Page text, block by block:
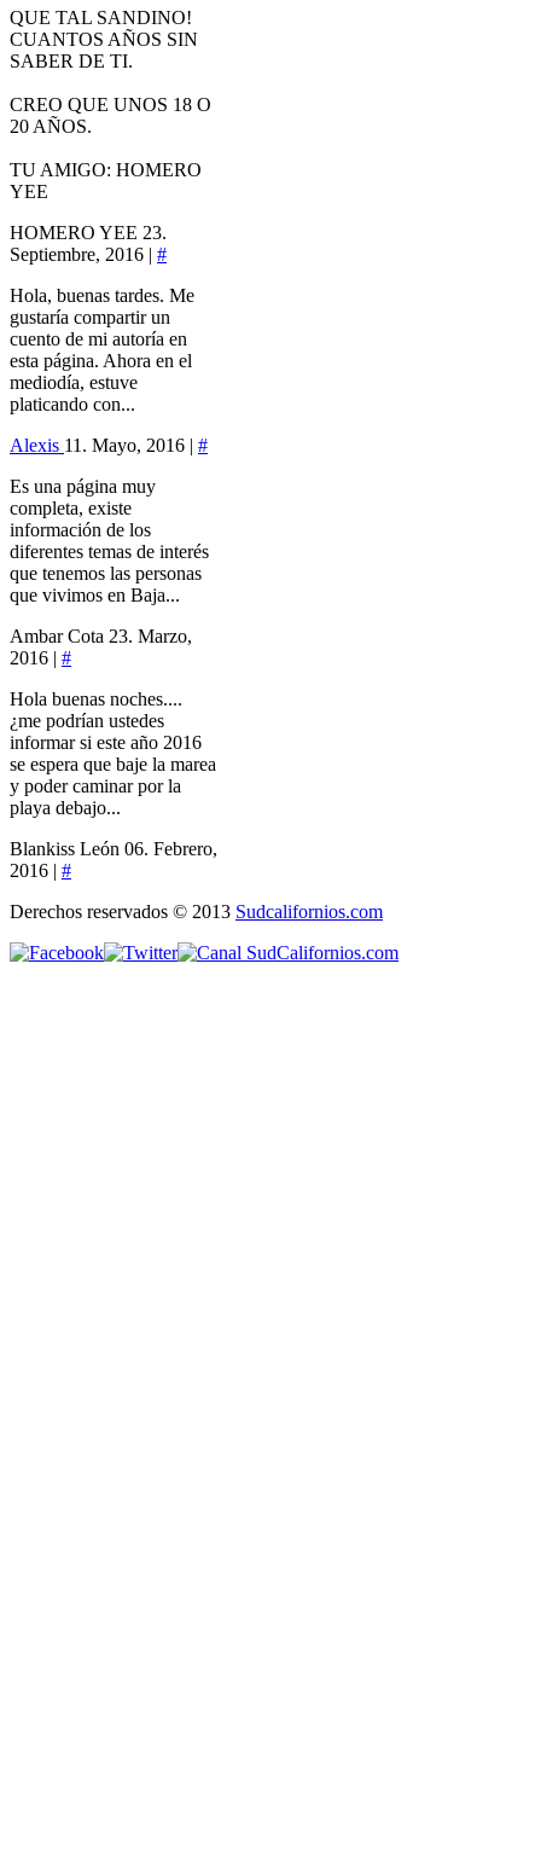
QUE TAL SANDINO!
CUANTOS AÑOS SIN
SABER DE TI.
CREO QUE UNOS 18 O
20 AÑOS.
TU AMIGO: HOMERO
YEE
HOMERO YEE 23.
Septiembre, 2016 | #
Hola, buenas tardes. Me
gustaría compartir un
cuento de mi autoría en
esta página. Ahora en el
mediodía, estuve
platicando con...
Alexis 11. Mayo, 2016 | #
Es una página muy
completa, existe
información de los
diferentes temas de interés
que tenemos las personas
que vivimos en Baja...
Ambar Cota 23. Marzo,
2016 | #
Hola buenas noches....
¿me podrían ustedes
informar si este año 2016
se espera que baje la marea
y poder caminar por la
playa debajo...
Blankiss León 06. Febrero,
2016 | #
Derechos reservados © 2013 Sudcalifornios.com